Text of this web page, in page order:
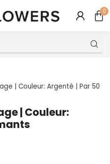
0
| Couleur: Argenté | Par 50
| Couleur: